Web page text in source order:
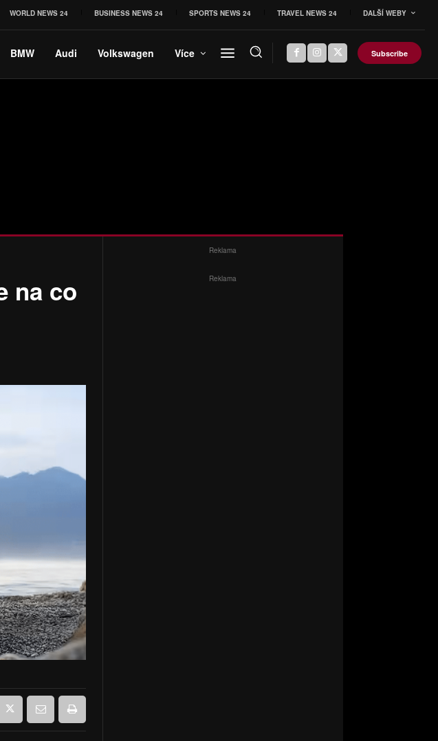
WORLD NEWS 24 BUSINESS NEWS 24 SPORTS NEWS 24 TRAVEL NEWS 24 DALŠÍ WEBY
BMW Audi Volkswagen Více Subscribe
na co
Reklama
Reklama